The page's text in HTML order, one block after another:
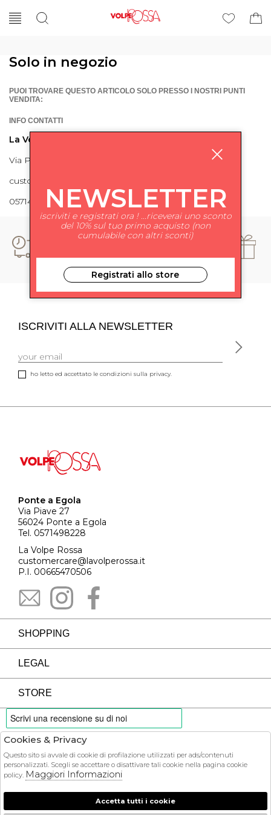
Solo in negozio
PUOI TROVARE QUESTO ARTICOLO SOLO PRESSO I NOSTRI PUNTI
VENDITA:
INFO CONTATTI
La Volpe Rossa
Via Piave 27 56024 Ponte a Egola
customercare@lavolperossa.it
0571498228
ISCRIVITI ALLA NEWSLETTER
ho letto ed accettato le condizioni sulla privacy.
Ponte a Egola
Via Piave 27
56024 Ponte a Egola
Tel. 0571498228
La Volpe Rossa
customercare@lavolperossa.it
P.I. 00665470506
SHOPPING
LEGAL
STORE
PAYMENTS
COURIER
NEWSLETTER
iscriviti e registrati ora ! ...riceverai uno sconto
del 10% sul tuo primo acquisto (non
cumulabile con altri sconti)
Registrati allo store
Cookies & Privacy
Questo sito si avvale di cookie di profilazione utilizzati per ads/contenuti
personalizzati. Scegli se accettare o disattivare tali cookie nella pagina cookie
policy. Maggiori Informazioni
Accetta tutti i cookie